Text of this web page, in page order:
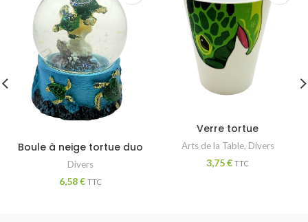
Boule à neige tortue duo
Divers
6,58€ TTC
Verre tortue
Arts de la Table, Divers
3,75€ TTC